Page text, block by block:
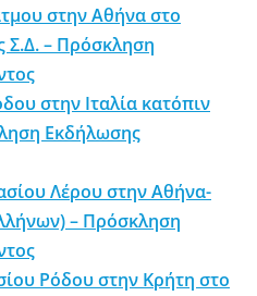
στην Αθήνα στο
Σ.Δ. – Πρόσκληση
στην Ιταλία κατόπιν
Εκδήλωσης
Λέρου στην Αθήνα-
– Πρόσκληση
Ρόδου στην Κρήτη στο